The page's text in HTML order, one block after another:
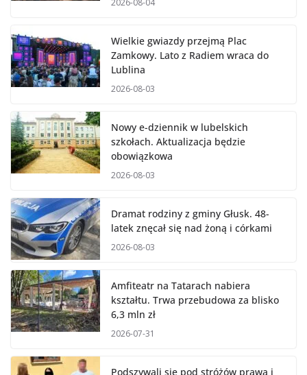
2026-08-04
Wielkie gwiazdy przejmą Plac
Zamkowy. Lato z Radiem wraca do
Lublina
2026-08-03
Nowy e-dziennik w lubelskich
szkołach. Aktualizacja będzie
obowiązkowa
2026-08-03
Dramat rodziny z gminy Głusk. 48-
latek znęcał się nad żoną i córkami
2026-08-03
Amfiteatr na Tatarach nabiera
kształtu. Trwa przebudowa za blisko
6,3 mln zł
2026-07-31
Podszywali się pod stróżów prawa i